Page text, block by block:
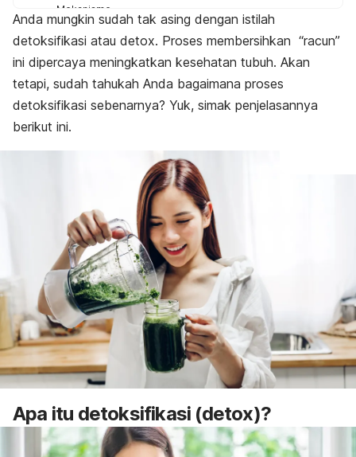
Mekanisme
Gejala
Manfaat
Efek samping
Anda mungkin sudah tak asing dengan istilah
detoksifikasi atau detox. Proses membersihkan “racun”
ini dipercaya meningkatkan kesehatan tubuh. Akan
tetapi, sudah tahukah Anda bagaimana proses
detoksifikasi sebenarnya? Yuk, simak penjelasannya
berikut ini.
Apa itu detoksifikasi (detox)?